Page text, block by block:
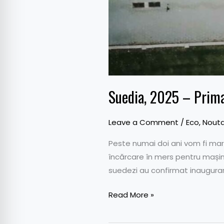
Suedia, 2025 –
Leave a Comment /Eco,
Peste numai doi ani vom fi
încărcare în mers pentru
suedezi au confirmat
Read More »